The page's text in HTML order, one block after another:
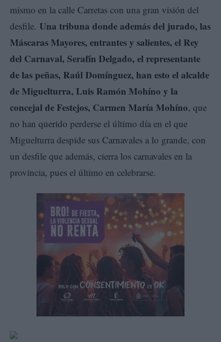
mismo en la calle Carretas con una gran visión del
desfile. Una tribuna donde además del jurado, las
Máscaras Mayores, entrantes y salientes, el Rey
del Carnaval, Serafín Delgado, el representante
de las peñas, Raúl Domínguez, han esto el alcalde
de Miguelturra, Luis Ramón Mohíno y la
concejal de Festejos, Carmen María Mohíno, que
no han querido perderse el último día en el que
Miguelturra despide sus Carnavales a lo grande, con
un desfile que además, cierra los carnavales en la
provincia, pues el último en celebrarse.